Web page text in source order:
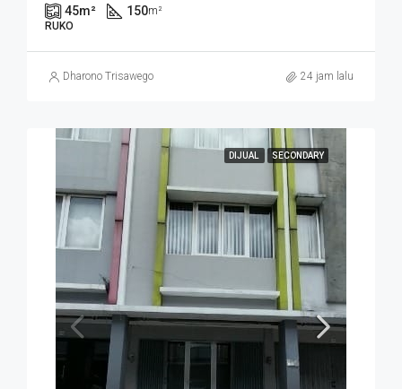
45m² 150m²
RUKO
Dharono Trisawego 24 jam lalu
DIJUAL SECONDARY